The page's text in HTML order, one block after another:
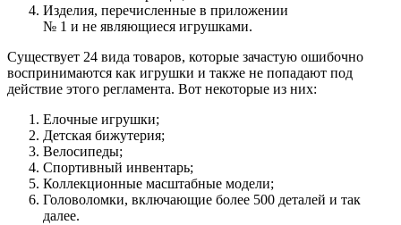
Изделия, перечисленные в приложении
№ 1 и не являющиеся игрушками.
Существует 24 вида товаров, которые зачастую ошибочно
воспринимаются как игрушки и также не попадают под
действие этого регламента. Вот некоторые из них:
Елочные игрушки;
Детская бижутерия;
Велосипеды;
Спортивный инвентарь;
Коллекционные масштабные модели;
Головоломки, включающие более 500 деталей и так
далее.